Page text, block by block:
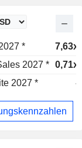
*
7,63x
2027 * 0,71x
2027 * -